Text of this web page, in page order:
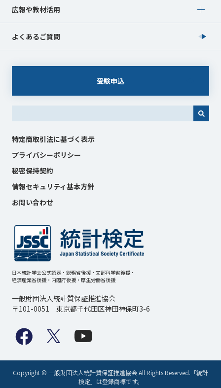
広報や教材活用
Show submenu for 広報や教材活用
よくあるご質問
受験申込
特定商取引法に基づく表示
プライバシーポリシー
秘密保持契約
情報セキュリティ基本方針
お問い合わせ
日本統計学会公式認定・総務省後援・文部科学省後援・
経済産業省後援・内閣府後援・厚生労働省後援
一般財団法人統計質保証推進協会
〒101-0051 東京都千代田区神田神保町3-6
Copyright © 一般財団法人統計質保証推進協会 All Rights Reserved.「統計
検定」は登録商標です。